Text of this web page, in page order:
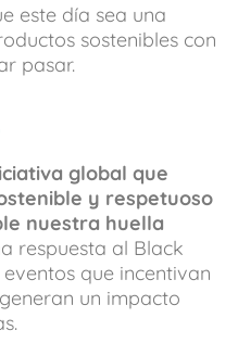
este día sea una
sostenibles con
pasar.
global que
y respetuoso
nuestra huella
respuesta al Black
que incentivan
un impacto